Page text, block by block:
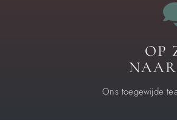
OP
Ons toegewijde